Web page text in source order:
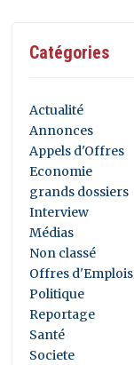
Catégories
Actualité
Annonces
Appels d'Offres
Economie
grands dossiers
Interview
Médias
Non classé
Offres d'Emplois
Politique
Reportage
Santé
Societe